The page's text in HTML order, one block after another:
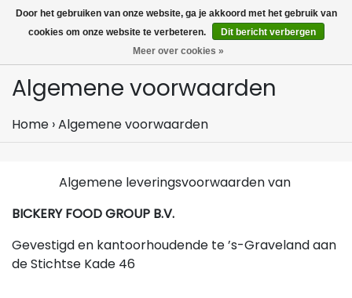
MENU
0
Algemene voorwaarden
Home ›Algemene voorwaarden
Algemene leveringsvoorwaarden van
BICKERY FOOD GROUP B.V.
Gevestigd en kantoorhoudende te ’s-Graveland aan
de Stichtse Kade 46
Door het gebruiken van onze website, ga je akkoord met het gebruik van
cookies om onze website te verbeteren.
Dit bericht verbergen
Meer over cookies »